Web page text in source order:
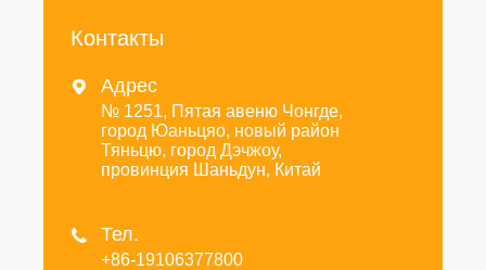
Контакты
 Адрес
№ 1251, Пятая авеню Чонгде,
город Юаньцяо, новый район
Тяньцю, город Дэчжоу,
провинция Шаньдун, Китай
 Тел.
+86-19106377800